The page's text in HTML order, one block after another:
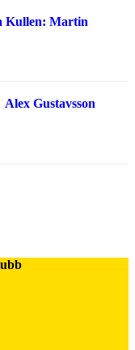
Kullen: Martin
Alex Gustavsson